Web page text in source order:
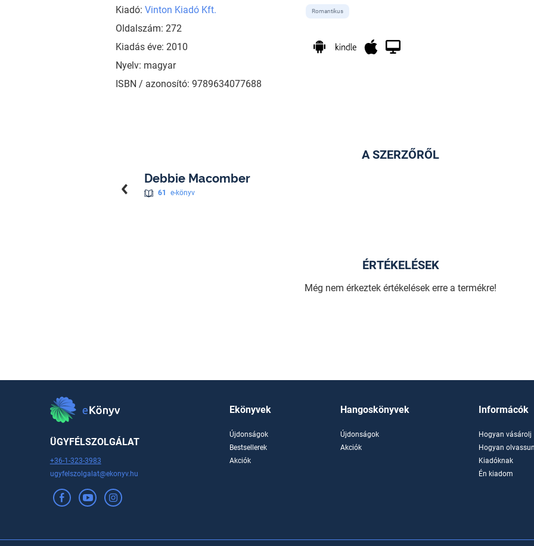
Kiadó: Vinton Kiadó Kft.
Oldalszám: 272
Kiadás éve: 2010
Nyelv: magyar
ISBN / azonosító: 9789634077688
Romantikus
A SZERZŐRŐL
Debbie Macomber
61 e-könyv
ÉRTÉKELÉSEK
Még nem érkeztek értékelések erre a termékre!
ÜGYFÉLSZOLGÁLAT
+36-1-323-3983
ugyfelszolgalat@ekonyv.hu
Ekönyvek
Újdonságok
Bestsellerek
Akciók
Hangoskönyvek
Újdonságok
Akciók
Informácók
Hogyan vásárolj
Hogyan
Kiadóknak
Én kiadom